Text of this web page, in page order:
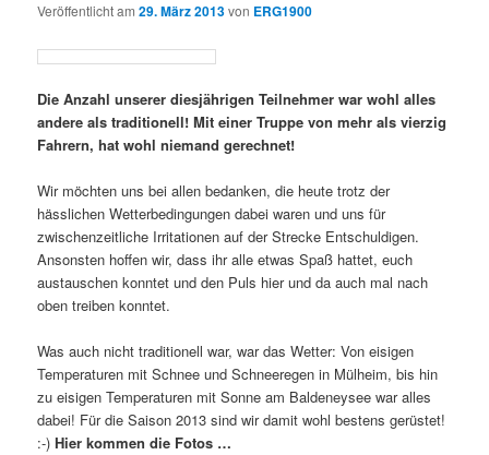
Veröffentlicht am29. März 2013von ERG1900
Die Anzahl unserer diesjährigen Teilnehmer war wohl alles
andere als traditionell! Mit einer Truppe von mehr als vierzig
Fahrern, hat wohl niemand gerechnet!
Wir möchten uns bei allen bedanken, die heute trotz der
hässlichen Wetterbedingungen dabei waren und uns für
zwischenzeitliche Irritationen auf der Strecke Entschuldigen.
Ansonsten hoffen wir, dass ihr alle etwas Spaß hattet, euch
austauschen konntet und den Puls hier und da auch mal nach
oben treiben konntet.
Was auch nicht traditionell war, war das Wetter: Von eisigen
Temperaturen mit Schnee und Schneeregen in Mülheim, bis hin
zu eisigen Temperaturen mit Sonne am Baldeneysee war alles
dabei! Für die Saison 2013 sind wir damit wohl bestens gerüstet!
:-) Hier kommen die Fotos …